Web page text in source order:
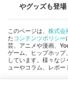
やグッズも登場
このページは、 株式会
た コンテンツポリシー
芸、アニメや漫画、
ゲーム、ヒップホップ
しています。様々な
ューやコラム、レポー